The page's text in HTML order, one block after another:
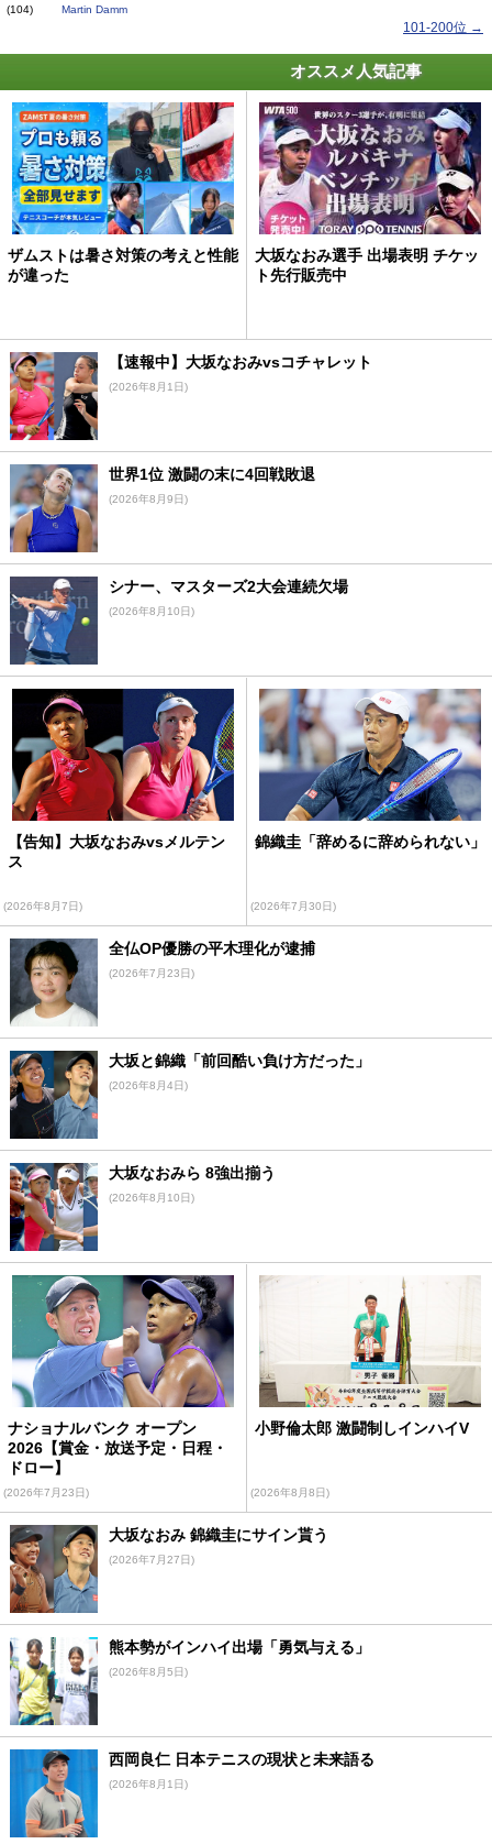
(104) Martin Damm
101-200位 →
オススメ人気記事
ザムストは暑さ対策の考えと性能
が違った
大坂なおみ選手 出場表明 チケッ
ト先行販売中
【速報中】大坂なおみvsコチャレット
(2026年8月1日)
世界1位 激闘の末に4回戦敗退
(2026年8月9日)
シナー、マスターズ2大会連続欠場
(2026年8月10日)
【告知】大坂なおみvsメルテン
ス
(2026年8月7日)
錦織圭「辞めるに辞められない」
(2026年7月30日)
全仏OP優勝の平木理化が逮捕
(2026年7月23日)
大坂と錦織「前回酷い負け方だった」
(2026年8月4日)
大坂なおみら 8強出揃う
(2026年8月10日)
ナショナルバンク オープン
2026【賞金・放送予定・日程・
ドロー】
(2026年7月23日)
小野倫太郎 激闘制しインハイV
(2026年8月8日)
大坂なおみ 錦織圭にサイン貰う
(2026年7月27日)
熊本勢がインハイ出場「勇気与える」
(2026年8月5日)
西岡良仁 日本テニスの現状と未来語る
(2026年8月1日)